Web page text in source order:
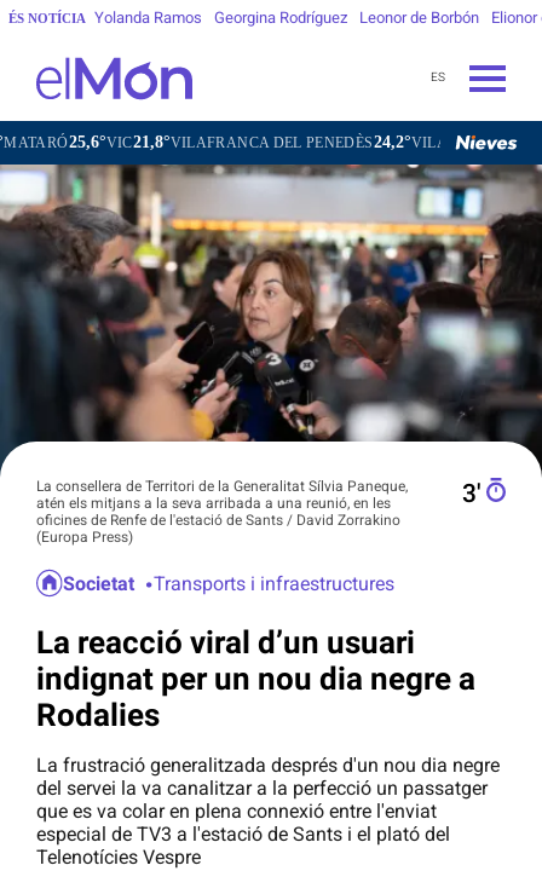
ÉS NOTÍCIA Yolanda Ramos Georgina Rodríguez Leonor de Borbón Elionor
ES
25,6°VIC21,8°VILAFRANCA DEL PENEDÈS24,2°VILANOVA I LA GELTRÚ
La consellera de Territori de la Generalitat Sílvia Paneque,
atén els mitjans a la seva arribada a una reunió, en les
oficines de Renfe de l'estació de Sants / David Zorrakino
(Europa Press)
3′
Societat Transports i infraestructures
La reacció viral d’un usuari
indignat per un nou dia negre a
Rodalies
La frustració generalitzada després d'un nou dia negre
del servei la va canalitzar a la perfecció un passatger
que es va colar en plena connexió entre l'enviat
especial de TV3 a l'estació de Sants i el plató del
Telenotícies Vespre